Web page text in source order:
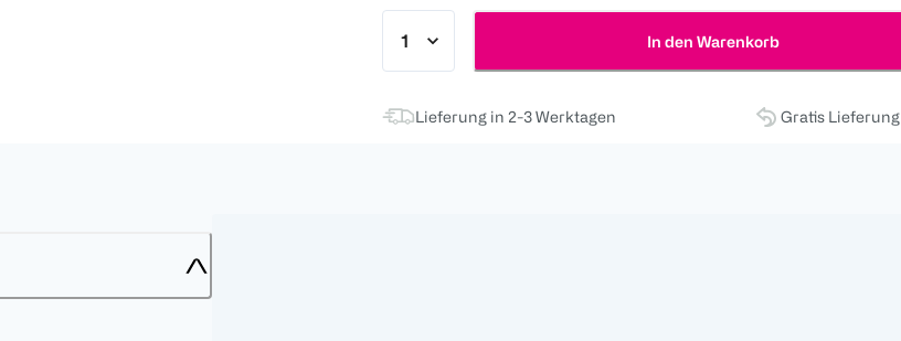
In den Warenkorb
Lieferung in 2-3 Werktagen Gratis